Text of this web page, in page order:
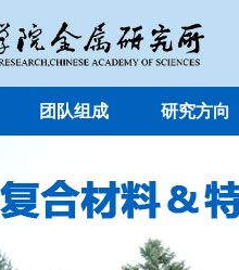
团队组成 研究方向